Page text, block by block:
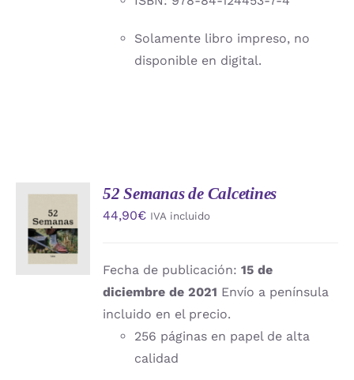
Solamente libro impreso, no
disponible en digital.
AL
CARRITO
/
DETALLES
52 Semanas de Calcetines
44,90€ IVA incluido
Fecha de publicación:15 de
diciembre de 2021 Envío a península
incluido en el precio.
256 páginas en papel de alta
calidad